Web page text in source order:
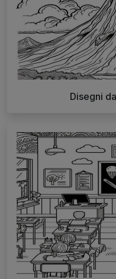
Disegni